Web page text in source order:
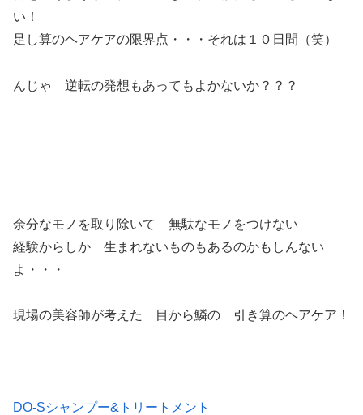
い！
足し算のヘアケアの限界点・・・それは１０日間（笑）
んじゃ 逆転の発想もあってもよかないか？？？
余分なモノを取り除いて 無駄なモノをつけない
経験からしか 生まれないものもあるのかもしんない
よ・・・
現場の美容師が考えた 目から鱗の 引き算のヘアケア！
DO-Sシャンプー&トリートメント